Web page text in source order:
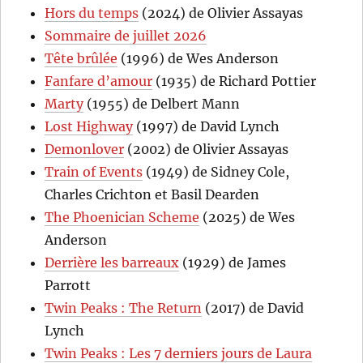
Hors du temps (2024) de Olivier Assayas
Sommaire de juillet 2026
Tête brûlée (1996) de Wes Anderson
Fanfare d’amour (1935) de Richard Pottier
Marty(1955) de Delbert Mann
Lost Highway(1997) de David Lynch
Demonlover (2002) de Olivier Assayas
Train of Events (1949) de Sidney Cole,
Charles Crichton et Basil Dearden
The Phoenician Scheme (2025) de Wes
Anderson
Derrière les barreaux (1929) de James
Parrott
Twin Peaks : The Return (2017) de David
Lynch
Twin Peaks : Les 7 derniers jours de Laura